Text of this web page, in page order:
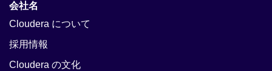
会社名
Cloudera について
採用情報
Cloudera の文化